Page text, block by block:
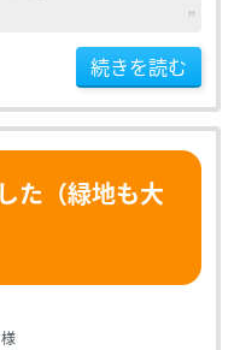
続きを読む
た（緑地も大